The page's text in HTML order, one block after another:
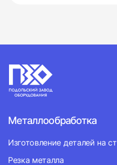
Металлообработка
Изготовление деталей на
Резка металла